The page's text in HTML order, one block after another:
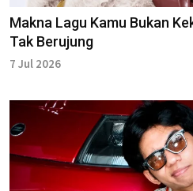
Makna Lagu Kamu Bukan
Tak Berujung
7 Jul 2026